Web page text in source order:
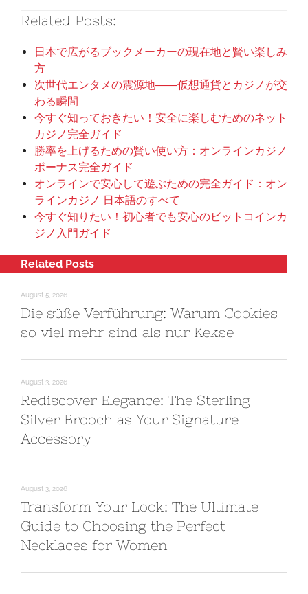
Related Posts:
日本で広がるブックメーカーの現在地と賢い楽しみ
方
次世代エンタメの震源地――仮想通貨とカジノが交
わる瞬間
今すぐ知っておきたい！安全に楽しむためのネット
カジノ完全ガイド
勝率を上げるための賢い使い方：オンラインカジノ
ボーナス完全ガイド
オンラインで安心して遊ぶための完全ガイド：オン
ラインカジノ 日本語のすべて
今すぐ知りたい！初心者でも安心のビットコインカ
ジノ入門ガイド
Related Posts
August 5, 2026
Die süße Verführung: Warum Cookies
so viel mehr sind als nur Kekse
August 3, 2026
Rediscover Elegance: The Sterling
Silver Brooch as Your Signature
Accessory
August 3, 2026
Transform Your Look: The Ultimate
Guide to Choosing the Perfect
Necklaces for Women